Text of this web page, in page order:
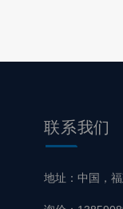
联系我们
地址：中国，